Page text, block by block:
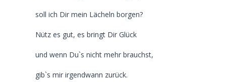
soll ich Dir mein Lächeln borgen?
Nütz es gut, es bringt Dir Glück
und wenn Du`s nicht mehr brauchst,
gib`s mir irgendwann zurück.